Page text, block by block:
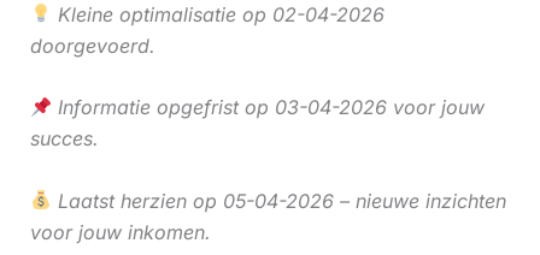
Kleine optimalisatie op 02-04-2026
doorgevoerd.
Informatie opgefrist op 03-04-2026 voor jouw
succes.
Laatst herzien op 05-04-2026 – nieuwe inzichten
voor jouw inkomen.